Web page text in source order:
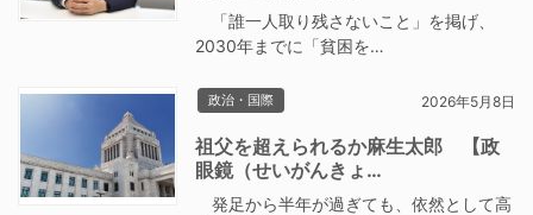
「誰一人取り残さないこと」を掲げ、
2030年までに「貧困を…
政治・国際 2026年5月8日
祖父を超えられるか麻生太郎 【政
眼鏡（せいがんきょ…
発足から半年が過ぎても、依然として高